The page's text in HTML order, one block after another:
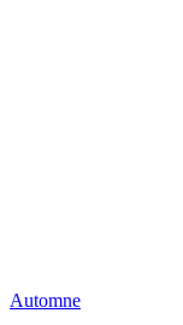
Automne